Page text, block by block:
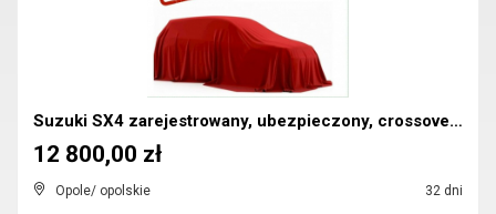
Suzuki SX4 zarejestrowany, ubezpieczony, crossover...
Opole/ opolskie 32 dni
12 800,00 zł